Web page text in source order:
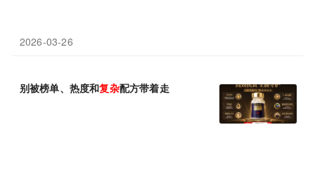
2026-03-26
别被榜单、热度和复杂配方带着走